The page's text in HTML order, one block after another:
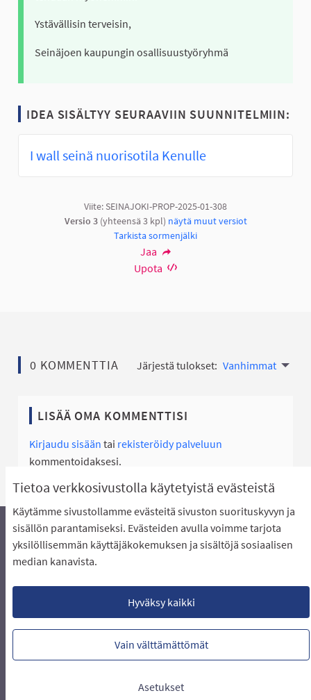
Tietoa verkkosivustolla käytetyistä evästeistä
Käytämme sivustollamme evästeitä sivuston suorituskyvyn ja
sisällön parantamiseksi. Evästeiden avulla voimme tarjota
yksilöllisemmän käyttäjäkokemuksen ja sisältöjä sosiaalisen
median kanavista.
Hyväksy kaikki
Vain välttämättömät
Asetukset
Ystävällisin terveisin,
Seinäjoen kaupungin osallisuustyöryhmä
IDEA SISÄLTYY SEURAAVIIN SUUNNITELMIIN:
I wall seinä nuorisotila Kenulle
Viite: SEINAJOKI-PROP-2025-01-308
Versio 3(yhteensä 3 kpl) näytä muut versiot
Tarkista sormenjälki
Jaa
Upota
0 KOMMENTTIA Järjestä tulokset: Vanhimmat
LISÄÄ OMA KOMMENTTISI
Kirjaudu sisään tai rekisteröidy palveluun
kommentoidaksesi.
Äänestyksen pikaohjeet
Usein kysytyt kysymykset
Näin äänestät Asukasbudjetissa
Lataa avoimet datatiedostot
Evästeasetukset
Verkkosivusto luotuvapaan ohjelmiston